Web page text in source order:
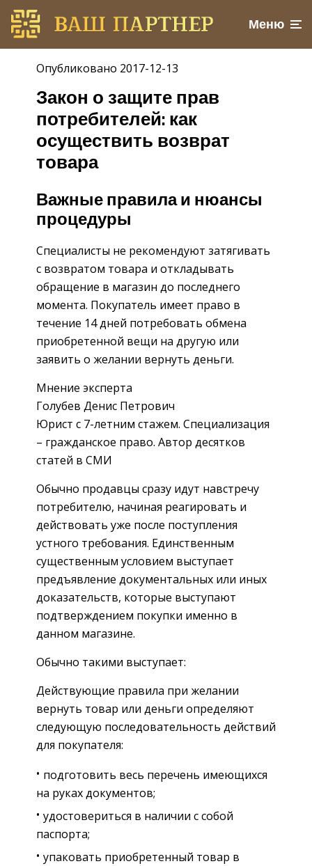
Меню
Опубликовано 2017-12-13
Закон о защите прав
потребителей: как
осуществить возврат
товара
Важные правила и нюансы
процедуры
Специалисты не рекомендуют затягивать
с возвратом товара и откладывать
обращение в магазин до последнего
момента. Покупатель имеет право в
течение 14 дней потребовать обмена
приобретенной вещи на другую или
заявить о желании вернуть деньги.
Мнение эксперта
Голубев Денис Петрович
Юрист с 7-летним стажем. Специализация
– гражданское право. Автор десятков
статей в СМИ
Обычно продавцы сразу идут навстречу
потребителю, начиная реагировать и
действовать уже после поступления
устного требования. Единственным
существенным условием выступает
предъявление документальных или иных
доказательств, которые выступают
подтверждением покупки именно в
данном магазине.
Обычно такими выступает:
Действующие правила при желании
вернуть товар или деньги определяют
следующую последовательность действий
для покупателя:
подготовить весь перечень имеющихся
на руках документов;
удостовериться в наличии с собой
паспорта;
упаковать приобретенный товар в